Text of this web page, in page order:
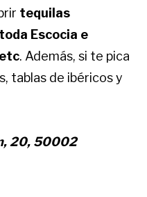
tequilas
Escocia e
. Además, si te pica
tablas de ibéricos y
20, 50002